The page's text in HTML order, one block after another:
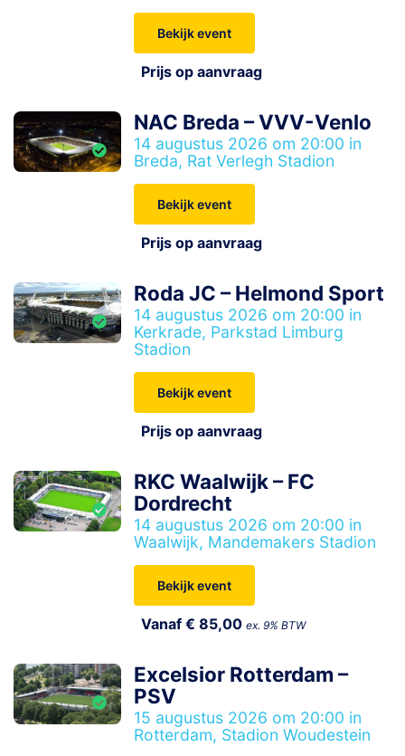
Bekijk event
Prijs op aanvraag
NAC Breda – VVV-Venlo
14 augustus 2026 om 20:00 in
Breda, Rat Verlegh Stadion
Bekijk event
Prijs op aanvraag
Roda JC – Helmond Sport
14 augustus 2026 om 20:00 in
Kerkrade, Parkstad Limburg
Stadion
Bekijk event
Prijs op aanvraag
RKC Waalwijk – FC
Dordrecht
14 augustus 2026 om 20:00 in
Waalwijk, Mandemakers Stadion
Bekijk event
Vanaf € 85,00ex. 9% BTW
Excelsior Rotterdam –
PSV
15 augustus 2026 om 20:00 in
Rotterdam, Stadion Woudestein